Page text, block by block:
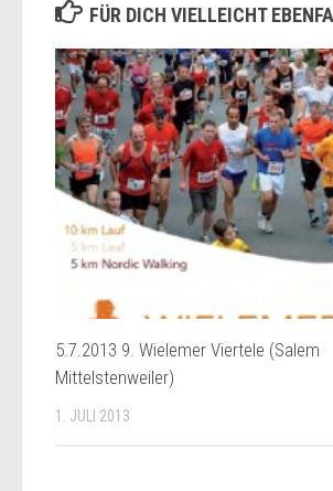
FÜR DICH VIELLEICHT
5.7.2013 9. Wielemer Viertele (Salem
Mittelstenweiler)
1. JULI 2013